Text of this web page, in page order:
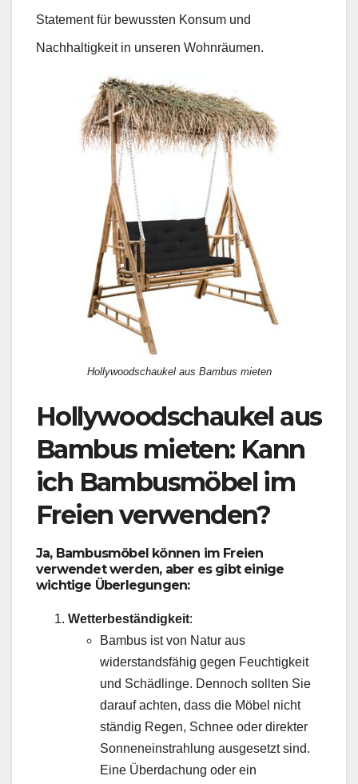
Statement für bewussten Konsum und
Nachhaltigkeit in unseren Wohnräumen.
Hollywoodschaukel aus Bambus mieten
Hollywoodschaukel aus
Bambusmieten: Kann
ich Bambusmöbel im
Freien verwenden?
Ja, Bambusmöbel können im Freien
verwendet werden, aber es gibt einige
wichtige Überlegungen:
Wetterbeständigkeit:
Bambus ist von Natur aus
widerstandsfähig gegen Feuchtigkeit
und Schädlinge. Dennoch sollten Sie
darauf achten, dass die Möbel nicht
ständig Regen, Schnee oder direkter
Sonneneinstrahlung ausgesetzt sind.
Eine Überdachung oder ein